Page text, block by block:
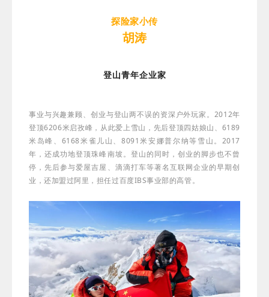
探险家小传
胡涛
登山青年企业家
事业与兴趣兼顾、创业与登山两不误的资深户外玩家。2012年
登顶6206米启孜峰，从此爱上雪山，先后登顶四姑娘山、6189
米岛峰、6168米雀儿山、8091米安娜普尔纳等雪山。2017
年，还成功地登顶珠峰南坡。登山的同时，创业的脚步也不曾
停，先后参与爱屋吉屋、滴滴打车等著名互联网企业的早期创
业，还加盟过阿里，担任过百度IBS事业部的高管。